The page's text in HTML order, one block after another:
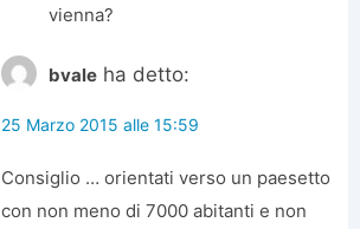
vienna?
bvale ha detto:
25 Marzo 2015 alle 15:59
Consiglio … orientati verso un paesetto
con non meno di 7000 abitanti e non